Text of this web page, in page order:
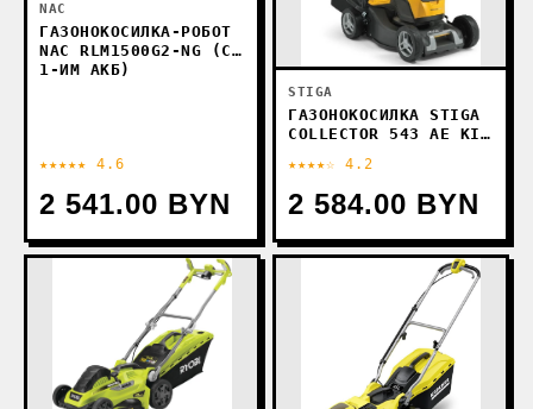
NAC
ГАЗОНОКОСИЛКА-РОБОТ
NAC RLM1500G2-NG (С
1-ИМ АКБ)
★★★★★ 4.6
2 541.00 BYN
STIGA
ГАЗОНОКОСИЛКА STIGA
COLLECTOR 543 AE KIT
АКБ)
★★★★☆ 4.2
2 584.00 BYN